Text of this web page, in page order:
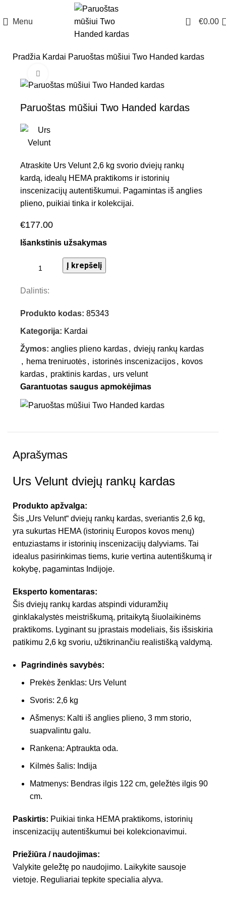
Menu 0 €0.00
Pradžia Kardai Paruoštas mūšiui Two Handed kardas
Paruoštas mūšiui Two Handed kardas
Atraskite Urs Velunt 2,6 kg svorio dviejų rankų
kardą, idealų HEMA praktikoms ir istorinių
inscenizacijų autentiškumui. Pagamintas iš anglies
plieno, puikiai tinka ir kolekcijai.
€177.00
Išankstinis užsakymas
Į krepšelį
Dalintis:
Produkto kodas: 85343
Kategorija: Kardai
Žymos: anglies plieno kardas, dviejų rankų kardas
, hema treniruotės, istorinės inscenizacijos, kovos
kardas, praktinis kardas, urs velunt
Garantuotas saugus apmokėjimas
Aprašymas
Urs Velunt dviejų rankų kardas
Produkto apžvalga:
Šis „Urs Velunt“ dviejų rankų kardas, sveriantis 2,6 kg,
yra sukurtas HEMA (istorinių Europos kovos menų)
entuziastams ir istorinių inscenizacijų dalyviams. Tai
idealus pasirinkimas tiems, kurie vertina autentiškumą ir
kokybę, pagamintas Indijoje.
Eksperto komentaras:
Šis dviejų rankų kardas atspindi viduramžių
ginklakalystės meistriškumą, pritaikytą šiuolaikinėms
praktikoms. Lyginant su įprastais modeliais, šis išsiskiria
patikimu 2,6 kg svoriu, užtikrinančiu realistišką valdymą.
Pagrindinės savybės:
Prekės ženklas: Urs Velunt
Svoris: 2,6 kg
Ašmenys: Kalti iš anglies plieno, 3 mm storio,
suapvalintu galu.
Rankena: Aptraukta oda.
Kilmės šalis: Indija
Matmenys: Bendras ilgis 122 cm, geležtės ilgis 90
cm.
Paskirtis: Puikiai tinka HEMA praktikoms, istorinių
inscenizacijų autentiškumui bei kolekcionavimui.
Priežiūra / naudojimas:
Valykite geležtę po naudojimo. Laikykite sausoje
vietoje. Reguliariai tepkite specialia alyva.